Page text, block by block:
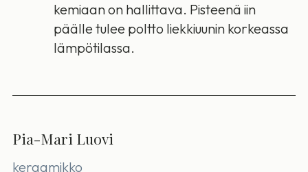
kemiaan on hallittava. Pisteenä iin
päälle tulee poltto liekkiuunin korkeassa
lämpötilassa.
Pia-Mari Luovi
keraamikko